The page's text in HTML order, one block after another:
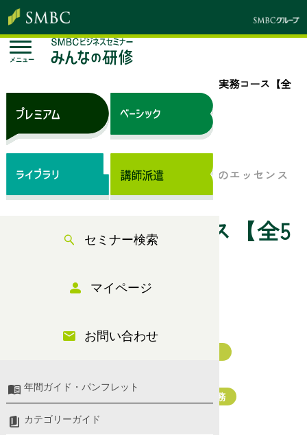
メニュー
セミナー検索
マイページ
お問い合わせ
年間ガイド・パンフレット
カテゴリーガイド
MBA経営実務コース【全
来場セミナー
これからの経営に求められる重要課題のエッセンス
をMBAの5つのテーマから学ぶ
MBA経営実務コース【全5
日間】
役員・幹部
経営戦略・マーケティング
人事・労務
経理・財務・管理会計